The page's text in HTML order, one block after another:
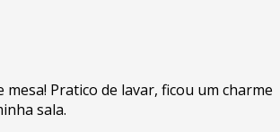
Pratico de lavar, ficou um charme
sala.